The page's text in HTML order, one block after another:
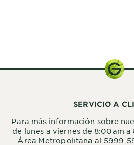
SERVICIO A
Para más información sobre
de lunes a viernes de 8:00am
Área Metropolitana al 5999-